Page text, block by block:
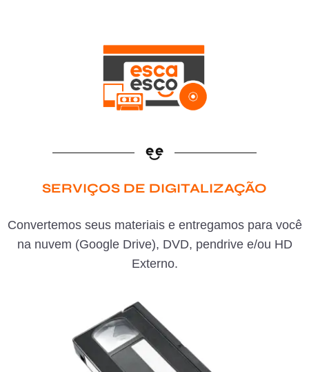
SERVIÇOS DE DIGITALIZAÇÃO
Convertemos seus materiais e entregamos para você
na nuvem (Google Drive), DVD, pendrive e/ou HD
Externo.